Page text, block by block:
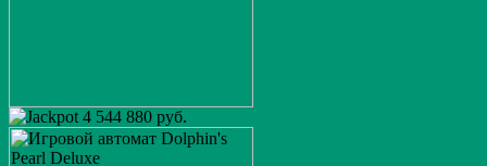
4 544 880 руб.